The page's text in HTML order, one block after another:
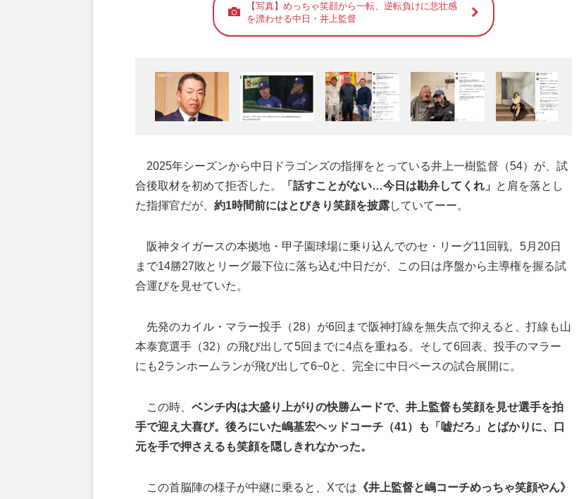
【写真】めっちゃ笑顔から一転、逆転負けに悲壮感
を漂わせる中日・井上監督
2025年シーズンから中日ドラゴンズの指揮をとっている井上一樹監督（54）が、試
合後取材を初めて拒否した。
「話すことがない…今日は勘弁してくれ」
と肩を落とし
た指揮官だが、 約1時間前にはとびきり笑顔を披露していてーー。
阪神タイガースの本拠地・甲子園球場に乗り込んでのセ・リーグ11回戦。5月20日
まで14勝27敗とリーグ最下位に落ち込む中日だが、この日は序盤から主導権を握る試
合運びを見せていた。
先発のカイル・マラー投手（28）が6回まで阪神打線を無失点で抑えると、打線も山
本泰寛選手（32）の飛び出して5回までに4点を重ねる。そして6回表、投手のマラー
にも2ランホームランが飛び出して6−0と、完全に中日ペースの試合展開に。
この時、 ベンチ内は大盛り上がりの快勝ムードで、井上監督も笑顔を見せ選手を拍
手で迎え大喜び。後ろにいた嶋基宏ヘッドコーチ（41）も「嘘だろ」とばかりに、口
元を手で押さえるも笑顔を隠しきれなかった。
この首脳陣の様子が中継に乗ると、Xでは 《井上監督と嶋コーチめっちゃ笑顔やん》